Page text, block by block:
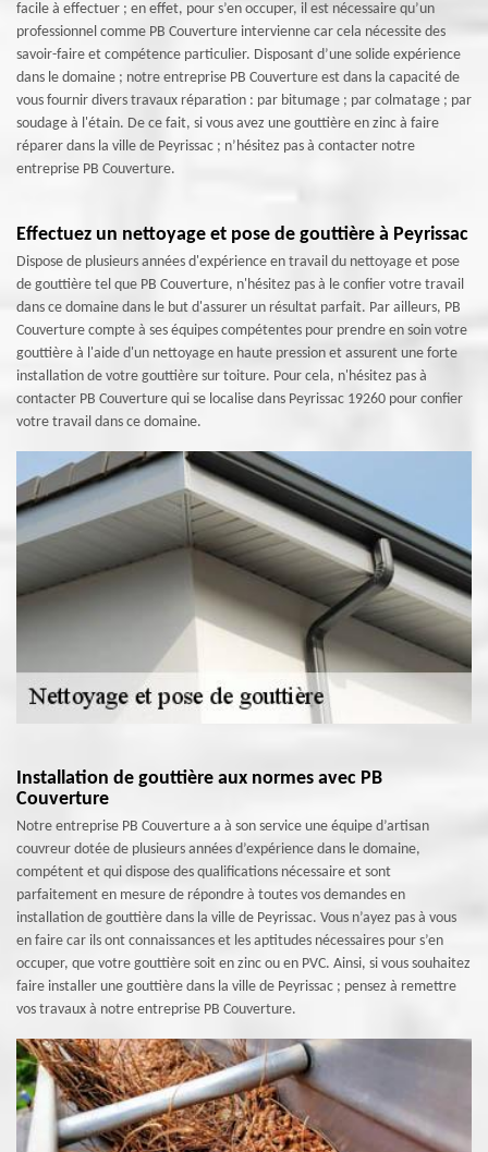
facile à effectuer ; en effet, pour s’en occuper, il est nécessaire qu’un
professionnel comme PB Couverture intervienne car cela nécessite des
savoir-faire et compétence particulier. Disposant d’une solide expérience
dans le domaine ; notre entreprise PB Couverture est dans la capacité de
vous fournir divers travaux réparation : par bitumage ; par colmatage ; par
soudage à l'étain. De ce fait, si vous avez une gouttière en zinc à faire
réparer dans la ville de Peyrissac ; n’hésitez pas à contacter notre
entreprise PB Couverture.
Effectuez un nettoyage et pose de gouttière à Peyrissac
Dispose de plusieurs années d'expérience en travail du nettoyage et pose
de gouttière tel que PB Couverture, n'hésitez pas à le confier votre travail
dans ce domaine dans le but d'assurer un résultat parfait. Par ailleurs, PB
Couverture compte à ses équipes compétentes pour prendre en soin votre
gouttière à l'aide d'un nettoyage en haute pression et assurent une forte
installation de votre gouttière sur toiture. Pour cela, n'hésitez pas à
contacter PB Couverture qui se localise dans Peyrissac 19260 pour confier
votre travail dans ce domaine.
Installation de gouttière aux normes avec PB
Couverture
Notre entreprise PB Couverture a à son service une équipe d’artisan
couvreur dotée de plusieurs années d’expérience dans le domaine,
compétent et qui dispose des qualifications nécessaire et sont
parfaitement en mesure de répondre à toutes vos demandes en
installation de gouttière dans la ville de Peyrissac. Vous n’ayez pas à vous
en faire car ils ont connaissances et les aptitudes nécessaires pour s’en
occuper, que votre gouttière soit en zinc ou en PVC. Ainsi, si vous souhaitez
faire installer une gouttière dans la ville de Peyrissac ; pensez à remettre
vos travaux à notre entreprise PB Couverture.